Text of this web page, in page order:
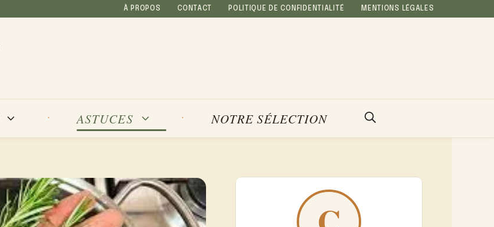
À PROPOS CONTACT POLITIQUE DE CONFIDENTIALITÉ MENTIONS LÉGALES
ASTUCES NOTRE SÉLECTION